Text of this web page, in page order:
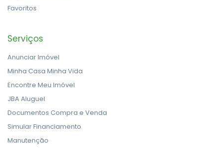
Favoritos
Serviços
Anunciar Imóvel
Minha Casa Minha Vida
Encontre Meu Imóvel
JBA Aluguel
Documentos Compra e Venda
Simular Financiamento
Manutenção